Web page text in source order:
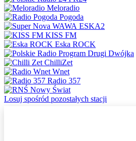
Meloradio
Pogoda
ESKA2
KISS FM
Eska ROCK
Dwójka
ChilliZet
Wnet
Radio 357
Nowy Świat
Losuj spośród pozostałych stacji